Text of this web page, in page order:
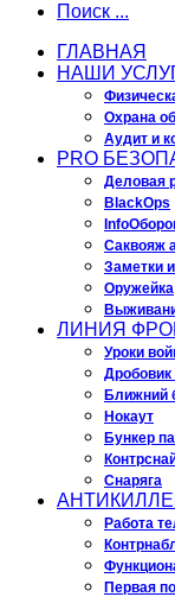
Поиск ...
ГЛАВНАЯ
НАШИ
Охрана
Аудит и
PRO
Деловая
BlackOps
Саквояж
Заметки
Оружейка
ЛИНИЯ
Уроки
Дробовик
Ближний
Нокаут
Бункер
Снаряга
Работа
Первая